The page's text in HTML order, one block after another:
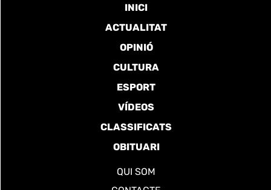
INICI
ACTUALITAT
OPINIÓ
CULTURA
ESPORT
VÍDEOS
CLASSIFICATS
OBITUARI
QUI SOM